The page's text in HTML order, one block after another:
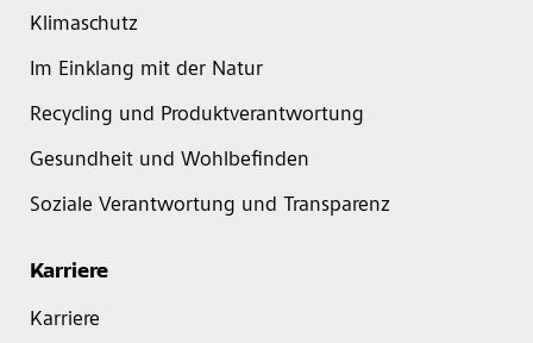
Klimaschutz
Im Einklang mit der Natur
Recycling und Produktverantwortung
Gesundheit und Wohlbefinden
Soziale Verantwortung und Transparenz
Karriere
Karriere